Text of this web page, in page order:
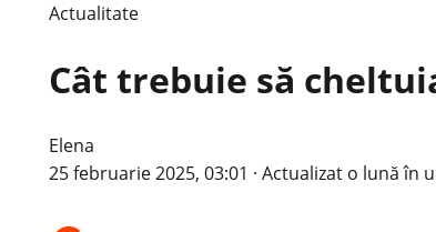
Actualitate
Cât trebuie să
Elena
25 februarie 2025, 03:01 · Actualizat o lună în